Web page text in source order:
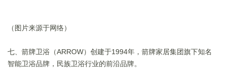
（图片来源于网络）
七、箭牌卫浴（ARROW）创建于1994年，箭牌家居集团旗下知名
智能卫浴品牌，民族卫浴行业的前沿品牌。